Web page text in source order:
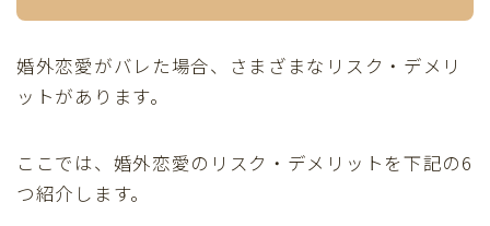
婚外恋愛がバレた場合、さまざまなリスク・デメリ
ットがあります。
ここでは、婚外恋愛のリスク・デメリットを下記の6
つ紹介します。